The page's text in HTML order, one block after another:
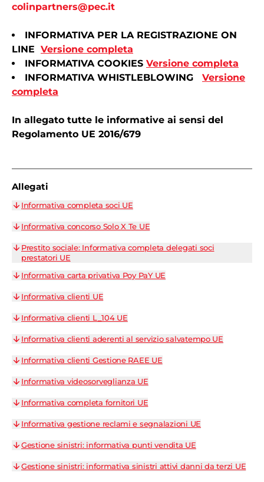
colinpartners@pec.it
INFORMATIVA PER LA REGISTRAZIONE ON
LINE Versione completa
INFORMATIVA COOKIES Versione completa
INFORMATIVA WHISTLEBLOWING Versione
completa
In allegato tutte le informative ai sensi del
Regolamento UE 2016/679
Allegati
Informativa completa soci UE
Informativa concorso Solo X Te UE
Prestito sociale: Informativa completa delegati soci
prestatori UE
Informativa carta privativa Poy PaY UE
Informativa clienti UE
Informativa clienti L_104 UE
Informativa clienti aderenti al servizio salvatempo UE
Informativa clienti Gestione RAEE UE
Informativa videosorveglianza UE
Informativa completa fornitori UE
Informativa gestione reclami e segnalazioni UE
Gestione sinistri: informativa punti vendita UE
Gestione sinistri: informativa sinistri attivi danni da terzi UE